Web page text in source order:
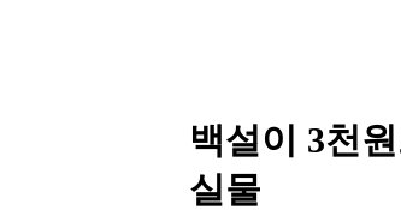
백설이 3천
실물